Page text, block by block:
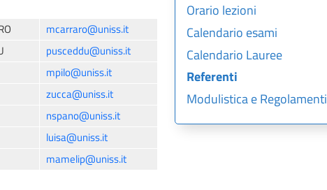
mcarraro@uniss.it
pusceddu@uniss.it
mpilo@uniss.it
zucca@uniss.it
nspano@uniss.it
luisa@uniss.it
mamelip@uniss.it
Orario lezioni
Calendario esami
Calendario Lauree
Referenti
Modulistica e Regolamenti